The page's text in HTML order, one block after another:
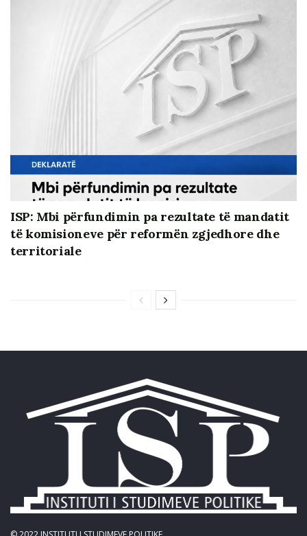
ISP: Mbi përfundimin pa rezultate të mandatit
të komisioneve për reformën zgjedhore dhe
territoriale